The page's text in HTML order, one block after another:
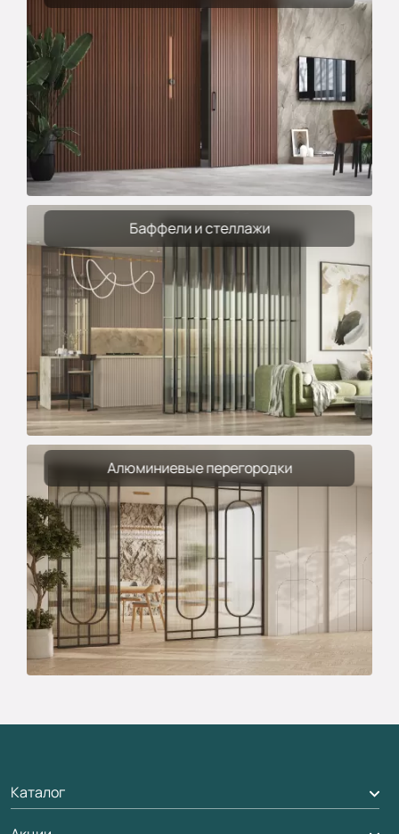
Баффели и стеллажи
Алюминиевые перегородки
Каталог